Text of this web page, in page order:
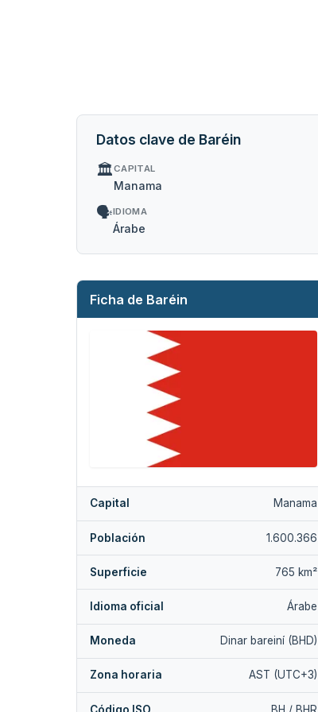
Datos clave de Baréin
🏛️CAPITAL
Manama
🗣️IDIOMA
Árabe
Ficha de Baréin
Capital Manama
Población 1.600.366
Superficie 765 km²
Idioma oficial Árabe
Moneda Dinar bareiní (BHD)
Zona horaria AST (UTC+3)
Código ISO BH / BHR